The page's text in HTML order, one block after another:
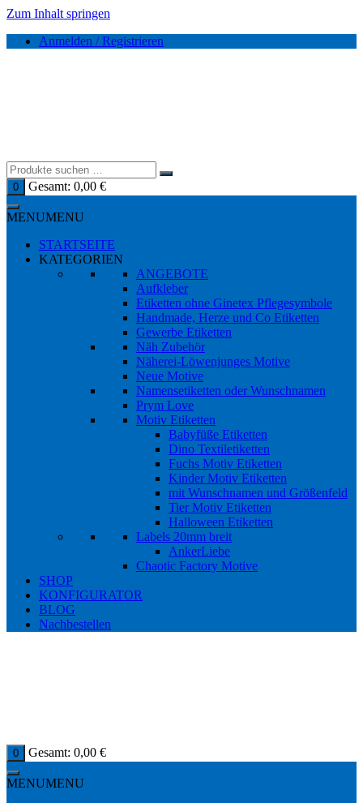
Zum Inhalt springen
Anmelden / Registrieren
0 Gesamt: 0,00 €
MENUMENU
STARTSEITE
KATEGORIEN
ANGEBOTE
Aufkleber
Etiketten ohne Ginetex Pflegesymbole
Handmade, Herze und Co Etiketten
Gewerbe Etiketten
Näh Zubehör
Näherei-Löwenjunges Motive
Neue Motive
Namensetiketten oder Wunschnamen
Prym Love
Motiv Etiketten
Babyfüße Etiketten
Dino Textiletiketten
Fuchs Motiv Etiketten
Kinder Motiv Etiketten
mit Wunschnamen und Größenfeld
Tier Motiv Etiketten
Halloween Etiketten
Labels 20mm breit
AnkerLiebe
Chaotic Factory Motive
SHOP
KONFIGURATOR
BLOG
Nachbestellen
0 Gesamt: 0,00 €
MENUMENU